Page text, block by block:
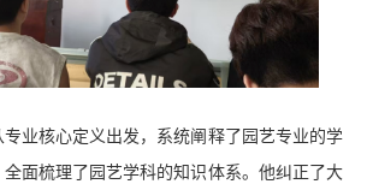
业核心定义出发，系统阐释了园艺专业的学
面梳理了园艺学科的知识体系。他纠正了大